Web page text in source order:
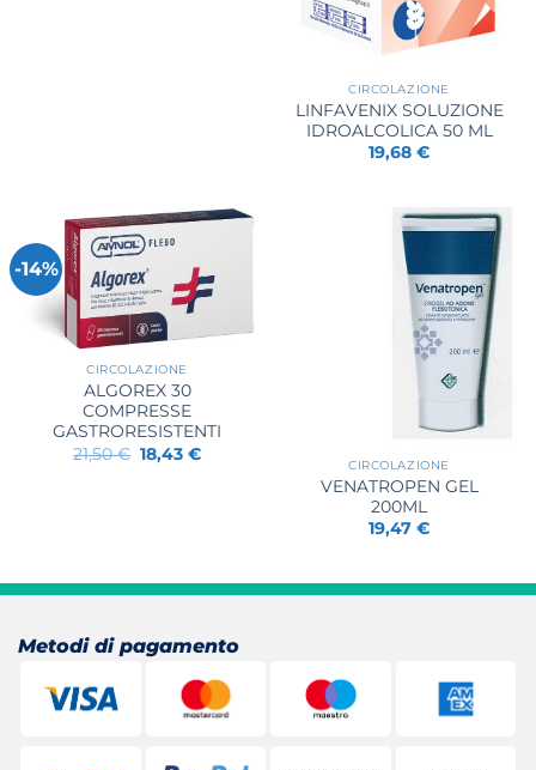
CIRCOLAZIONE
LINFAVENIX SOLUZIONE
IDROALCOLICA 50 ML
19,68 €
-14%
CIRCOLAZIONE
ALGOREX 30
COMPRESSE
GASTRORESISTENTI
21,50€ Il
prezzo
18,43€Il
CIRCOLAZIONE
VENATROPEN GEL
200ML
19,47 €
Metodi di pagamento